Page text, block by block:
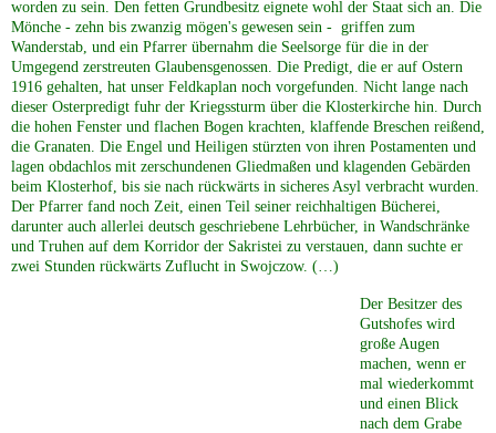
worden zu sein. Den fetten Grundbesitz eignete wohl der Staat sich an. Die
Mönche - zehn bis zwanzig mögen's gewesen sein - griffen zum
Wanderstab, und ein Pfarrer übernahm die Seelsorge für die in der
Umgegend zerstreuten Glaubensgenossen. Die Predigt, die er auf Ostern
1916 gehalten, hat unser Feldkaplan noch vorgefunden. Nicht lange nach
dieser Osterpredigt fuhr der Kriegssturm über die Klosterkirche hin. Durch
die hohen Fenster und flachen Bogen krachten, klaffende Breschen reißend,
die Granaten. Die Engel und Heiligen stürzten von ihren Postamenten und
lagen obdachlos mit zerschundenen Gliedmaßen und klagenden Gebärden
beim Klosterhof, bis sie nach rückwärts in sicheres Asyl verbracht wurden.
Der Pfarrer fand noch Zeit, einen Teil seiner reichhaltigen Bücherei,
darunter auch allerlei deutsch geschriebene Lehrbücher, in Wandschränke
und Truhen auf dem Korridor der Sakristei zu verstauen, dann suchte er
zwei Stunden rückwärts Zuflucht in Swojczow. (…)
Der Besitzer des
Gutshofes wird
große Augen
machen, wenn er
mal wiederkommt
und einen Blick
nach dem Grabe